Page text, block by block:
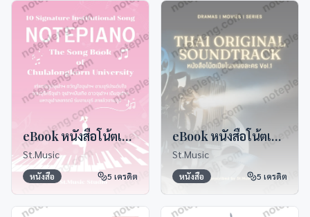
eBook หนังสือโน้ตเปียเพลงจุฬา
St.Music
หนังสือ 5 เครดิต
eBook หนังสือโน้ตเปียโนเพลงละคร Thai Original Soundtrack Vol.1
St.Music
หนังสือ 5 เครดิต